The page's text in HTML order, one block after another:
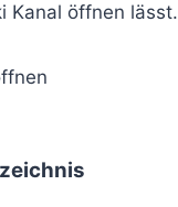
Kanal öffnen lässt.